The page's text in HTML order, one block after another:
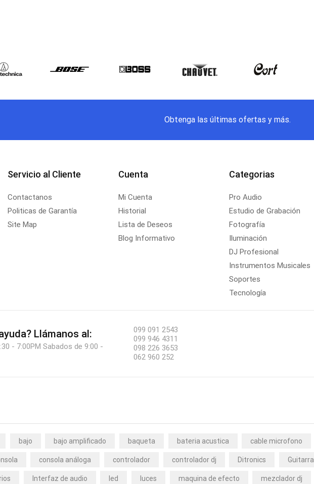
Obtenga las últimas ofertas y más.
Servicio al Cliente
Contactanos
Politicas de Garantía
Site Map
Cuenta
Mi Cuenta
Historial
Lista de Deseos
Blog Informativo
Categorias
Pro Audio
Estudio de Grabación
Fotografía
Iluminación
DJ Profesional
Instrumentos Musicales
Soportes
Tecnología
Llámanos al:
- 7:00PM Sabados de 9:00 -
099 091 2543
099 946 4311
098 226 3653
062 960 252
bajo bajo amplificado baqueta bateria acustica cable microfono
consola análoga controlador controlador dj Ditronics Guitarra
Interfaz de audio led luces maquina de efecto mezclador dj